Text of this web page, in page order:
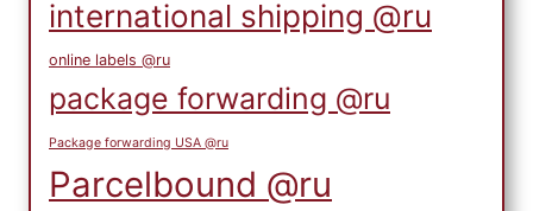
international shipping @ru
online labels @ru
package forwarding @ru
Package forwarding USA @ru
Parcelbound @ru